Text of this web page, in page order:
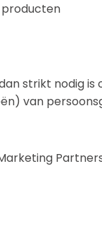
producten
strikt nodig
van